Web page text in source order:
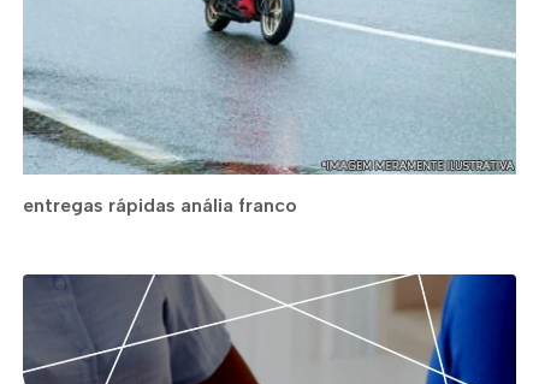
entregas rápidas anália franco